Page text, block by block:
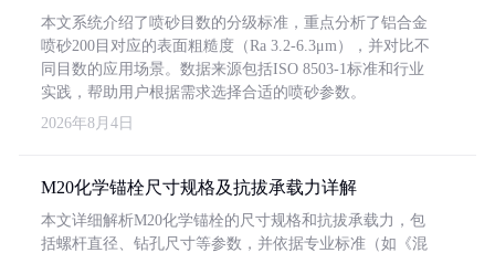
本文系统介绍了喷砂目数的分级标准，重点分析了铝合金
喷砂200目对应的表面粗糙度（Ra 3.2-6.3μm），并对比不
同目数的应用场景。数据来源包括ISO 8503-1标准和行业
实践，帮助用户根据需求选择合适的喷砂参数。
2026年8月4日
M20化学锚栓尺寸规格及抗拔承载力详解
本文详细解析M20化学锚栓的尺寸规格和抗拔承载力，包
括螺杆直径、钻孔尺寸等参数，并依据专业标准（如《混